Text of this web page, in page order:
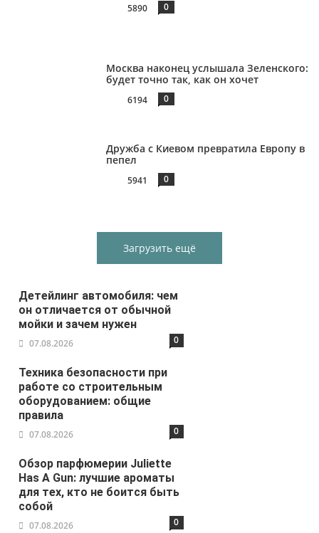
5890 0
Москва наконец услышала Зеленского:
будет точно так, как он хочет
6194 0
Дружба с Киевом превратила Европу в
пепел
5941 0
Загрузить ещё
Детейлинг автомобиля: чем
он отличается от обычной
мойки и зачем нужен
07.08.2026 0
Техника безопасности при
работе со строительным
оборудованием: общие
правила
07.08.2026 0
Обзор парфюмерии Juliette
Has A Gun: лучшие ароматы
для тех, кто не боится быть
собой
07.08.2026 0